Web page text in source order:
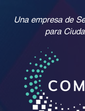
Una empresa de
para